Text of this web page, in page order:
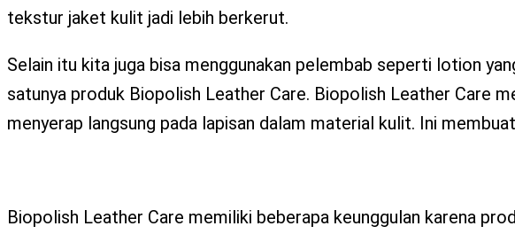
tekstur jaket kulit jadi lebih berkerut.
Selain itu kita juga bisa menggunakan pelembab seperti lotion
satunya produk Biopolish Leather Care. Biopolish Leather Care
menyerap langsung pada lapisan dalam material kulit. Ini
Biopolish Leather Care memiliki beberapa keunggulan karena